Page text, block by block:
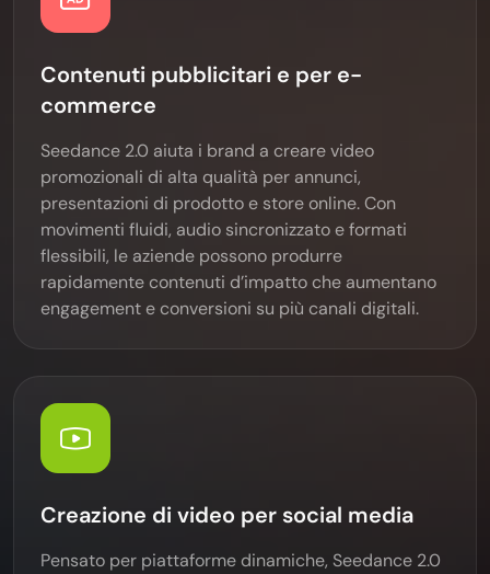
Contenuti pubblicitari e per e-
commerce
Seedance 2.0 aiuta i brand a creare video
promozionali di alta qualità per annunci,
presentazioni di prodotto e store online. Con
movimenti fluidi, audio sincronizzato e formati
flessibili, le aziende possono produrre
rapidamente contenuti d’impatto che aumentano
engagement e conversioni su più canali digitali.
Creazione di video per social media
Pensato per piattaforme dinamiche, Seedance 2.0